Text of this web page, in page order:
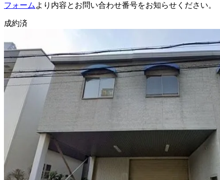
フォーム より内容とお問い合わせ番号をお知らせください。
成約済